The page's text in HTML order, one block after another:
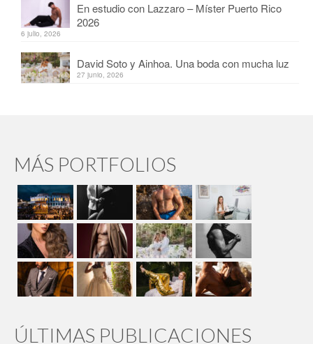
En estudio con Lazzaro – Míster Puerto Rico
2026
6 julio, 2026
David Soto y Ainhoa. Una boda con mucha luz
27 junio, 2026
MÁS PORTFOLIOS
ÚLTIMAS PUBLICACIONES